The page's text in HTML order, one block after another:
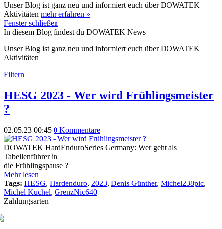
Unser Blog ist ganz neu und informiert euch über DOWATEK
Aktivitäten mehr erfahren »
Fenster schließen
In diesem Blog findest du DOWATEK News
Unser Blog ist ganz neu und informiert euch über DOWATEK
Aktivitäten
Filtern
HESG 2023 - Wer wird Frühlingsmeister
?
02.05.23 00:45 0 Kommentare
DOWATEK HardEnduroSeries Germany: Wer geht als
Tabellenführer in
die Frühlingspause ?
Mehr lesen
Tags: HESG, Hardenduro, 2023, Denis Günther, Michel238pic,
Michel Kuchel, GrenzNic640
Zahlungsarten